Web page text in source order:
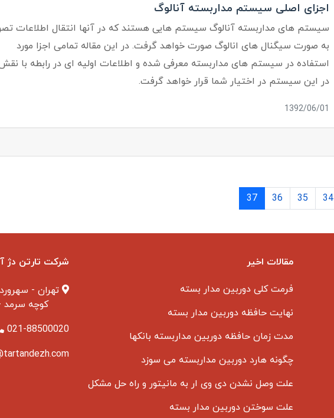
اجزای اصلی سیستم مداربسته آنالوگ
سیستم های مداربسته آنالوگ سیستم هایی هستند که در آنها انتقال اطلاعات
به صورت سیگنال های انالوگ صورت خواهد گرفت. در این مقاله تمامی اجزا مورد
استفاده در سیستم های مداربسته معرفی شده و اطلاعات اولیه ای در رابطه با نقش
در این سیستم در اختیار شما قرار خواهد گرفت.
1392/06/01
34
35
36
37
مقالات اخیر
فرمت کلی دوربین مدار بسته
نهایت حافظه دوربین مدار بسته
مدت زمان حافظه دوربین مداربسته بانکها
چگونه هارد دوربین مداربسته می سوزد
علت وصل نشدن دی وی ار به مانیتور و راه حل مشکل
علت سوختن دوربین مدار بسته
شرکت تارتن دژ
تهران -
کوچه سرمد - پلاک
021-88500020